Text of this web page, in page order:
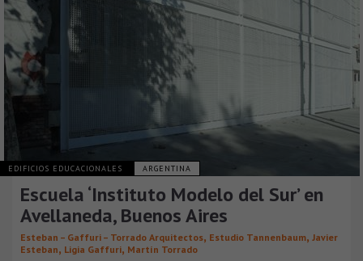
EDIFICIOS EDUCACIONALES ARGENTINA
Escuela ‘Instituto Modelo del Sur’ en
Avellaneda, Buenos Aires
Esteban – Gaffuri – Torrado Arquitectos, Estudio Tannenbaum, Javier
Esteban, Ligia Gaffuri, Martín Torrado